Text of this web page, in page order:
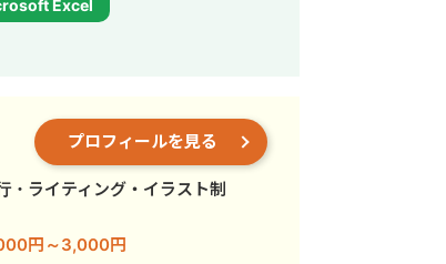
Excel
プロフィールを見る
・ライティング・イラスト制
円～3,000円